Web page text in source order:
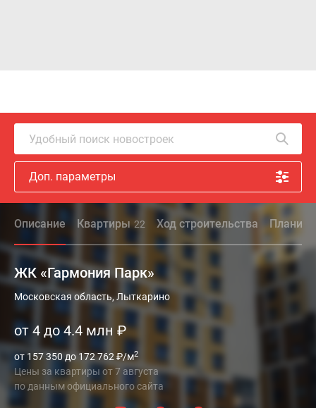
Удобный поиск новостроек
Доп. параметры
Описание Квартиры 22 Ход строительства
ЖК «Гармония Парк»
ЖК
«Гармония
Парк»
-
проект
класса
комфорт,
Московская область, Лыткарино
от 4 до 4.4 млн ₽
от 157 350 до 172 762 ₽/м2
Цены за квартиры от7 августа
по данным официального сайта